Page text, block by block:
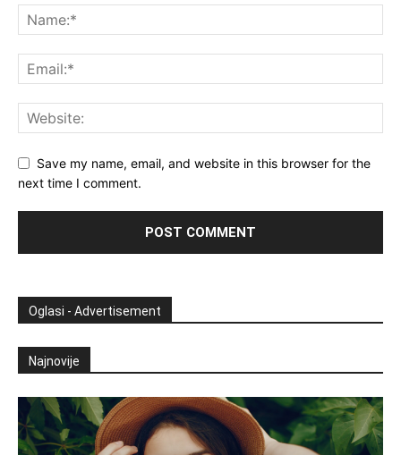
Save my name, email, and website in this browser for the
next time I comment.
Oglasi - Advertisement
Najnovije